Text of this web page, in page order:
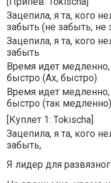
Зацепила, я та, кого
забыть (не забыть, не
Зацепила, я та, кого
забыть
Время идет медленно,
быстро (Ах, быстро)
Время идет медленно,
быстро (так медленно)
[Куплет 1: Tokischa]
Зацепила, я та, кого
забыть,
Я лидер для